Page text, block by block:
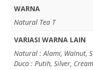
WARNA
Natural Tea T
VARIASI WARNA LAIN
Natural : Alami, Walnut,
Duco : Putih, Silver,